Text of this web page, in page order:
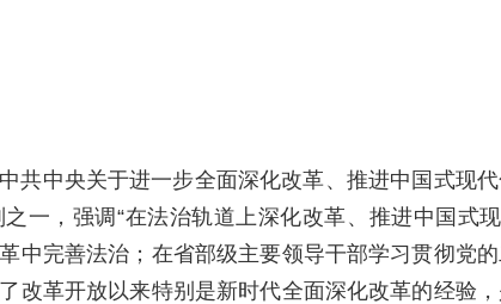
共中央关于进一步全面深化改革、推进中国式现
一，强调“在法治轨道上深化改革、推进中国式
中完善法治；在省部级主要领导干部学习贯彻党
改革开放以来特别是新时代全面深化改革的经验